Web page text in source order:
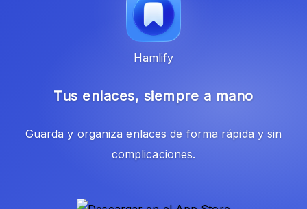
Hamlify
Tus enlaces, siempre a mano
Guarda y organiza enlaces de forma rápida y sin
complicaciones.